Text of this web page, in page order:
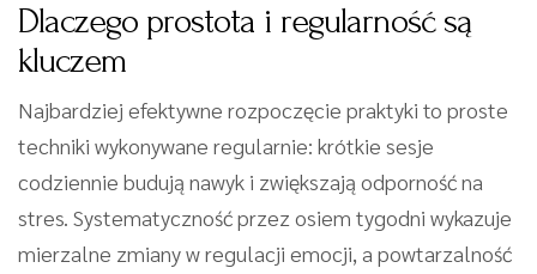
Dlaczego prostota i regularność są
kluczem
Najbardziej efektywne rozpoczęcie praktyki to proste
techniki wykonywane regularnie: krótkie sesje
codziennie budują nawyk i zwiększają odporność na
stres. Systematyczność przez osiem tygodni wykazuje
mierzalne zmiany w regulacji emocji, a powtarzalność